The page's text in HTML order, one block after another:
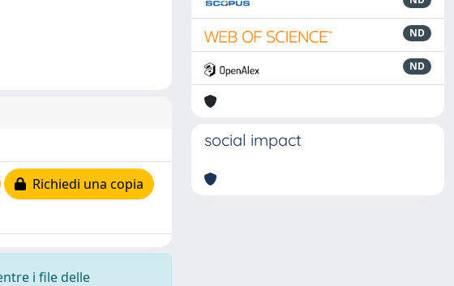
Richiedi una copia
i file delle
ND
ND
social impact